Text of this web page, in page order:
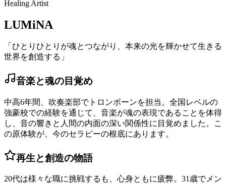
Healing Artist
LUMiNA
「ひとりひとりが魂とつながり、本来の光を輝かせて生きる
世界を創造する」
音楽と魂の目覚め
中高6年間、吹奏楽部でトロンボーンを担当。全国レベルの
強豪校での経験を通じて、音楽が魂の表現であることを体得
し、音の響きと人間の内面の深い関係性に目覚めました。こ
の原体験が、今のセラピーの根底にあります。
再生と創造の物語
20代は様々な職に挑戦するも、心身ともに疲弊。31歳でメン